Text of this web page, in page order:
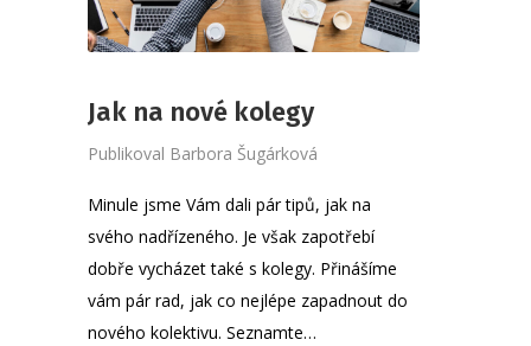
Jak na nové kolegy
Publikoval Barbora Šugárková
Minule jsme Vám dali pár tipů, jak na
svého nadřízeného. Je však zapotřebí
dobře vycházet také s kolegy. Přinášíme
vám pár rad, jak co nejlépe zapadnout do
nového kolektivu. Seznamte…